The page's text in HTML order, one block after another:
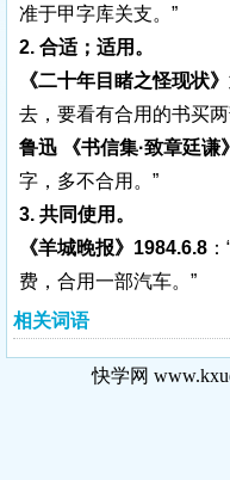
准于甲字库关支。”
2. 合适；适用。
《二十年目睹之怪现状
去，要看有合用的书买两
鲁迅 《书信集·致章廷谦》
字，多不合用。”
3. 共同使用。
《羊城晚报》1984.6.8
费，合用一部汽车。”
相关词语
快学网